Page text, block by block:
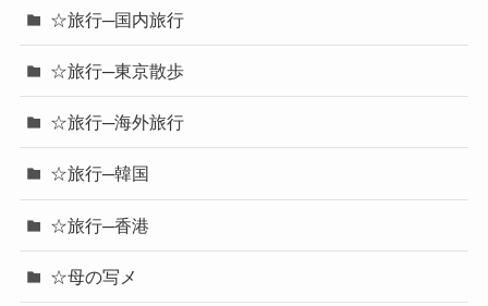
☆旅行─国内旅行
☆旅行─東京散歩
☆旅行─海外旅行
☆旅行─韓国
☆旅行─香港
☆母の写メ